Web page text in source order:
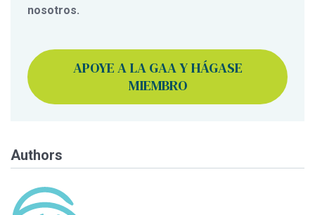
nosotros.
APOYE A LA GAA Y HÁGASE
MIEMBRO
Authors